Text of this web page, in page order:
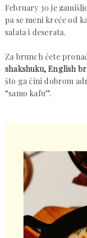
February 30 je
pa se meni kreće od
salata i deserata.
Za brunch ćete
shakshuku, English
što ga čini dobrom
“samo kafu”.